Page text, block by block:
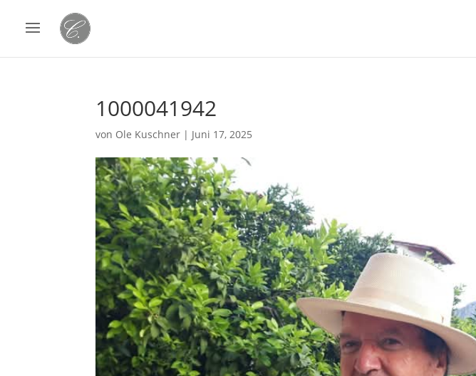
1000041942
von Ole Kuschner | Juni 17, 2025